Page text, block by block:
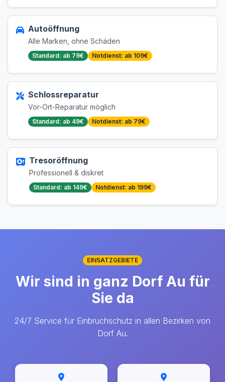
Autoöffnung
Alle Marken, ohne Schäden
Standard: ab 79€ Notdienst: ab 109€
Schlossreparatur
Vor-Ort-Reparatur möglich
Standard: ab 49€ Notdienst: ab 79€
Tresoröffnung
Professionell & diskret
Standard: ab 149€ Notdienst: ab 199€
EINSATZGEBIETE
Wir sind in ganz Dorf Au für
Sie da
24/7 Service für Einbruchschutz in allen Bezirken von
Dorf Au.